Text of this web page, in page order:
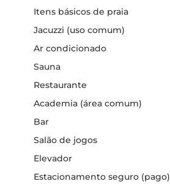
Itens básicos de praia
Jacuzzi (uso comum)
Ar condicionado
Sauna
Restaurante
Academia (área comum)
Bar
Salão de jogos
Elevador
Estacionamento seguro (pago)